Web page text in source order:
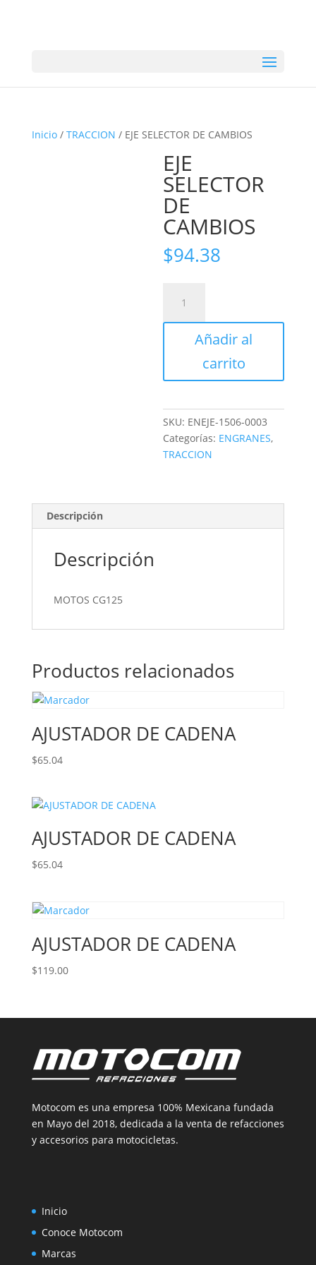
Inicio/ TRACCION / EJE SELECTOR DE CAMBIOS
EJE
SELECTOR
DE
CAMBIOS
$94.38
SELECTOR
DE
CAMBIOSAñadir al
carrito
SKU: ENEJE-1506-0003
Categorías: ENGRANES,
TRACCION
Descripción
Descripción
MOTOS CG125
Productos relacionados
AJUSTADOR DE CADENA
$65.04
AJUSTADOR DE CADENA
$65.04
AJUSTADOR DE CADENA
$119.00
Motocom es una empresa 100% Mexicana fundada
en Mayo del 2018, dedicada a la venta de refacciones
y accesorios para motocicletas.
Inicio
Conoce Motocom
Marcas